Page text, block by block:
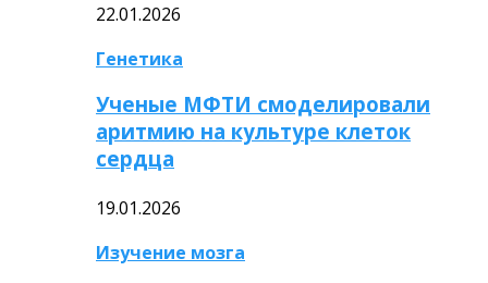
22.01.2026
Генетика
Ученые МФТИ смоделировали
аритмию на культуре клеток
сердца
19.01.2026
Изучение мозга